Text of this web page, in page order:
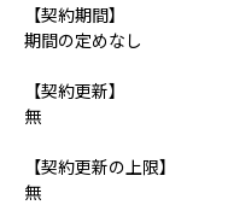
【契約期間】
期間の定めなし
【契約更新】
無
【契約更新の上限】
無